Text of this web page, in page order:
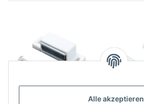
Alle akzeptieren